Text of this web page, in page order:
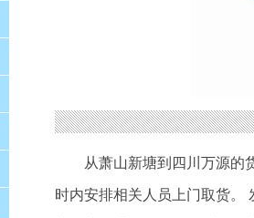
从萧山新塘到四川万源的
时内安排相关人员上门取货。